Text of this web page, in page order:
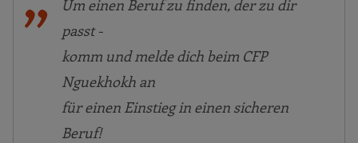
Um einen Beruf zu finden, der zu dir
passt -
komm und melde dich beim CFP
Nguekhokh an
für einen Einstieg in einen sicheren
Beruf!